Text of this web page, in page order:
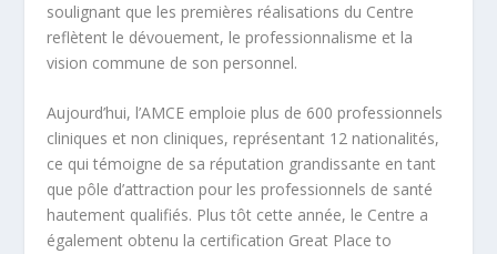
soulignant que les premières réalisations du Centre
reflètent le dévouement, le professionnalisme et la
vision commune de son personnel.
Aujourd’hui, l’AMCE emploie plus de 600 professionnels
cliniques et non cliniques, représentant 12 nationalités,
ce qui témoigne de sa réputation grandissante en tant
que pôle d’attraction pour les professionnels de santé
hautement qualifiés. Plus tôt cette année, le Centre a
également obtenu la certification Great Place to